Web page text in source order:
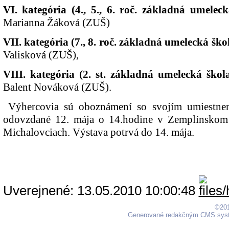
VI. kategória (4., 5., 6. roč. základná
Marianna Žáková (ZUŠ)
VII. kategória (7., 8. roč. základná umelecká
Valisková (ZUŠ),
VIII. kategória (2. st. základná umelecká
Balent Nováková (ZUŠ).
Výhercovia sú oboznámení so svojím
odovzdané 12. mája o 14.hodine v
Michalovciach. Výstava potrvá do
Uverejnené: 13.05.2010 10:00:48
Generované redakčným CMS